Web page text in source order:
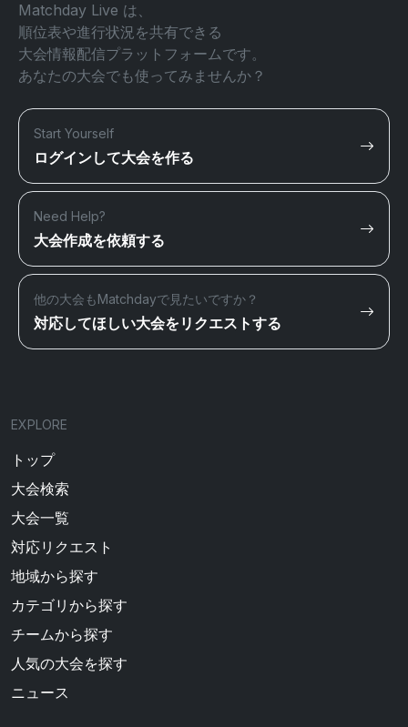
Matchday Live は、
順位表や進行状況を共有できる
大会情報配信プラットフォームです。
あなたの大会でも使ってみませんか？
Start Yourself
ログインして大会を作る
Need Help?
大会作成を依頼する
他の大会もMatchdayで見たいですか？
対応してほしい大会をリクエストする
EXPLORE
トップ
大会検索
大会一覧
対応リクエスト
地域から探す
カテゴリから探す
チームから探す
人気の大会を探す
ニュース